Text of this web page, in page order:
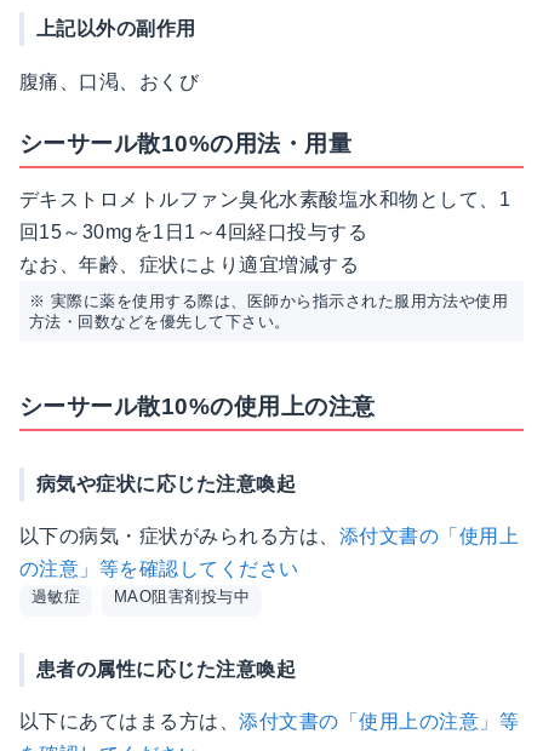
上記以外の副作用
腹痛、口渇、おくび
シーサール散10%の用法・用量
デキストロメトルファン臭化水素酸塩水和物として、1
回15～30mgを1日1～4回経口投与する
なお、年齢、症状により適宜増減する
※ 実際に薬を使用する際は、医師から指示された服用方法や使用
方法・回数などを優先して下さい。
シーサール散10%の使用上の注意
病気や症状に応じた注意喚起
以下の病気・症状がみられる方は、 添付文書の「使用上
の注意」等を確認してください
過敏症 MAO阻害剤投与中
患者の属性に応じた注意喚起
以下にあてはまる方は、添付文書の「使用上の注意」等